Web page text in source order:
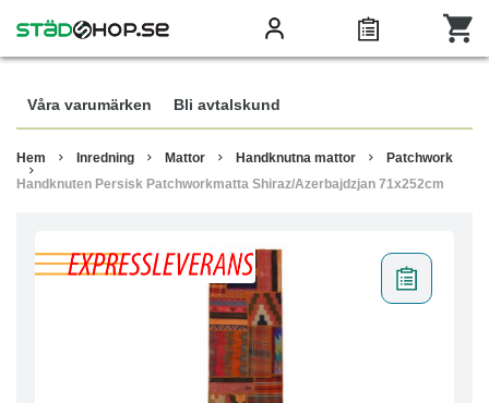
Våra varumärken Bli avtalskund
Hem Inredning Mattor Handknutna mattor
Patchwork
Handknuten Persisk Patchworkmatta Shiraz/Azerbajdzjan 71x252cm